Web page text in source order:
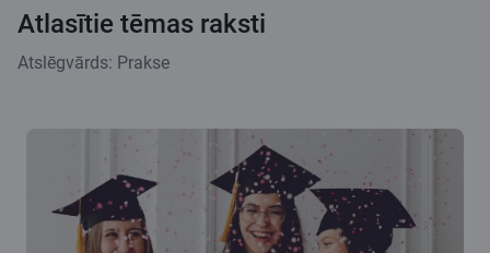
Atlasītie tēmas raksti
Atslēgvārds: Prakse